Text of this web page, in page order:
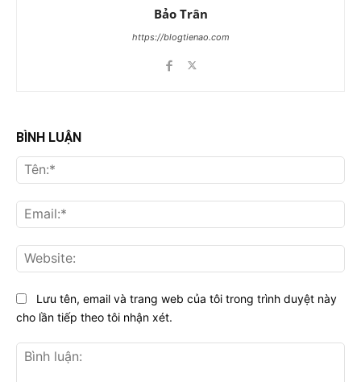
Bảo Trân
https://blogtienao.com
BÌNH LUẬN
Lưu tên, email và trang web của tôi trong trình duyệt này
cho lần tiếp theo tôi nhận xét.